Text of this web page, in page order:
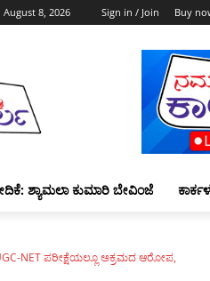
8, 2026 Sign in / Join Buy
ಶ್ಯಾಮಲಾ ಕುಮಾರಿ ಬೇವಿಂಜೆ
NET ಪರೀಕ್ಷೆಯಲ್ಲೂ ಅಕ್ರಮದ ಆರೋಪ,